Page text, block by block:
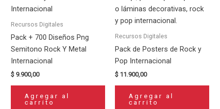
Recursos Digitales
Pack + 700 Diseños Png
Semitono Rock Y Metal
Internacional
$ 9.900,00
Agregar al
carrito
Recursos Digitales
Pack de Posters de Rock y
Pop Internacional
$ 11.900,00
Agregar al
carrito